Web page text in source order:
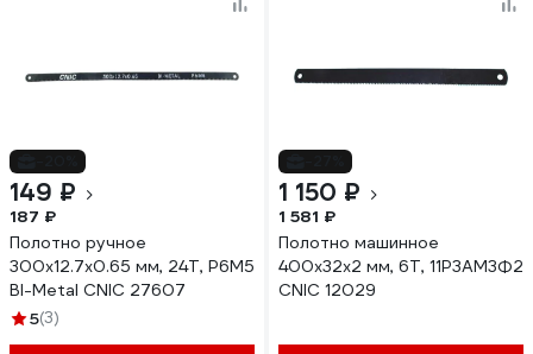
149 ₽
187 ₽
Полотно ручное
300x12.7x0.65 мм, 24Т, Р6М5
BI-Metal CNIC 27607
5(3)
1 150 ₽
1 581 ₽
Полотно машинное
400x32x2 мм, 6Т, 11Р3АМ3Ф2
CNIC 12029